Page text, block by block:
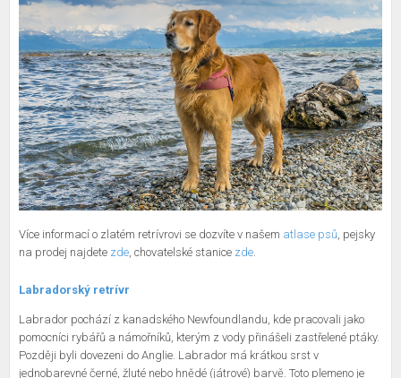
Více informací o zlatém retrívrovi se dozvíte v našem atlase psů , pejsky
na prodej najdete zde , chovatelské stanice zde
Labradorský retrívr
Labrador pochází z kanadského Newfoundlandu, kde pracovali jako
pomocníci rybářů a námořníků, kterým z vody přinášeli zastřelené ptáky.
Později byli dovezeni do Anglie. Labrador má krátkou srst v
jednobarevné černé, žluté nebo hnědé (játrové) barvě. Toto plemeno je